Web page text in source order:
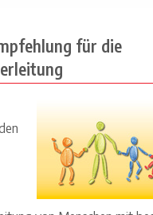
für die